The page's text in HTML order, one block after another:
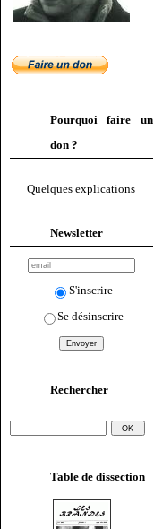
Pourquoi faire un
don ?
Quelques explications
Newsletter
S'inscrire
Se désinscrire
Rechercher
Table de dissection